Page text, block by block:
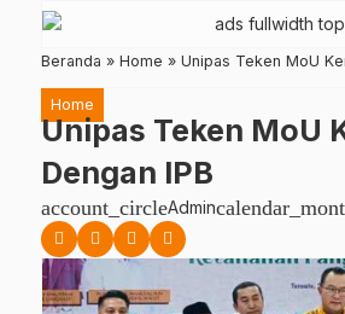
Beranda » Home » Unipas Teken MoU
Home
Unipas Teken MoU
Dengan IPB
account_circleAdmin